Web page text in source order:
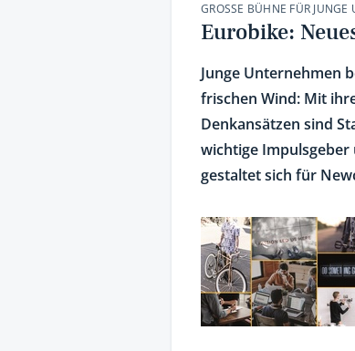
GROSSE BÜHNE FÜR JUNGE
Eurobike:
Junge Unternehmen
frischen Wind: Mit
Denkansätzen sind
wichtige
gestaltet sich für